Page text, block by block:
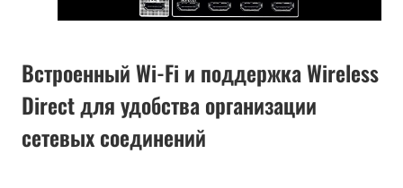
Встроенный Wi-Fi и поддержка Wireless
Direct для удобства организации
сетевых соединений